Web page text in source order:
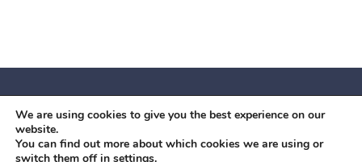
© 2026 Червоний камiнь
Mobil OK Zoia Kupriianova Woronicza 80/82, Warszawa, 02-
640 +48791615995office@mobilok.eu
We are using cookies to give you the best experience on our
website.
You can find out more about which cookies we are using or
switch them off in settings.